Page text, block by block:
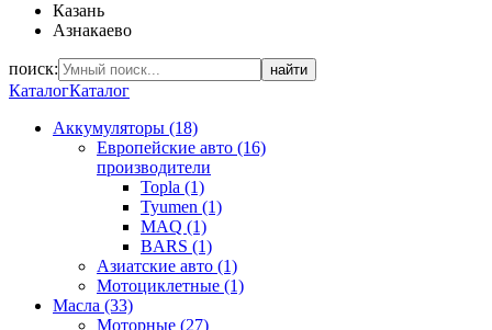
Казань
Азнакаево
поиск: найти
КаталогКаталог
Аккумуляторы (18)
Европейские авто (16)
производители
Topla (1)
Tyumen (1)
MAQ (1)
BARS (1)
Азиатские авто (1)
Мотоциклетные (1)
Масла (33)
Моторные (27)